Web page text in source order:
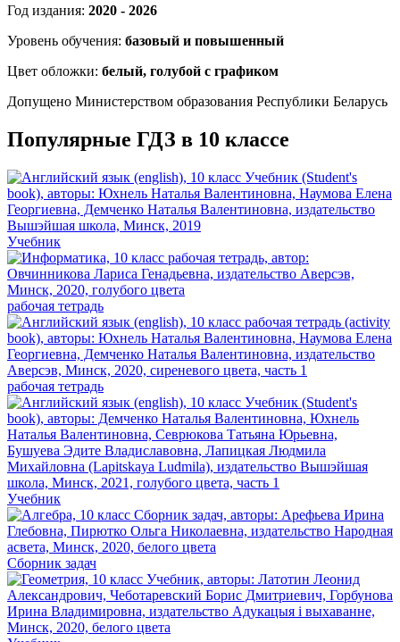
Год издания: 2020 - 2026
Уровень обучения: базовый и повышенный
Цвет обложки: белый, голубой с графиком
Допущено Министерством образования Республики Беларусь
Популярные ГДЗ в 10 классе
Учебник
рабочая тетрадь
рабочая тетрадь
Учебник
Сборник задач